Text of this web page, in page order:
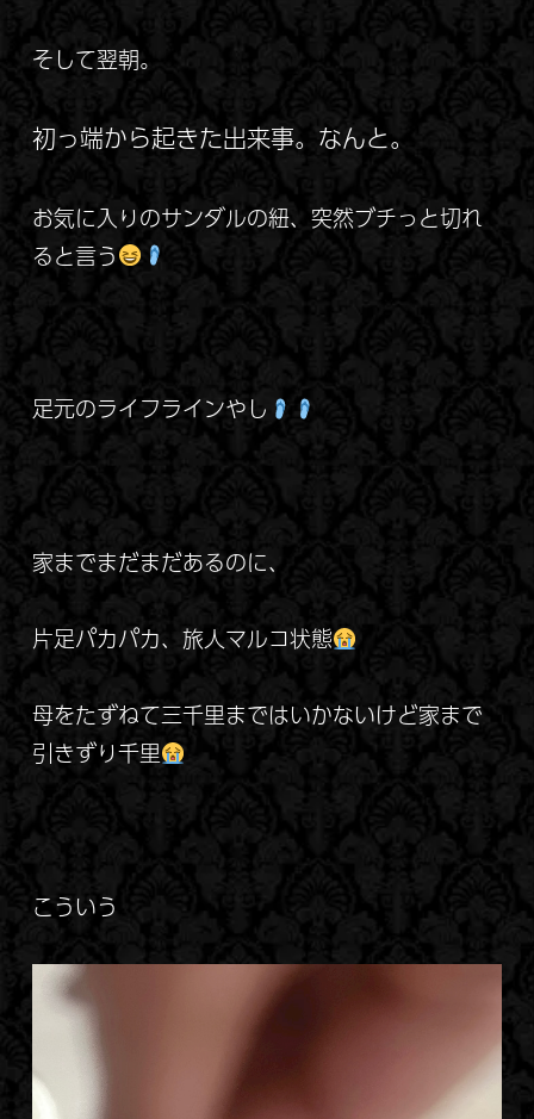
そして翌朝。
初っ端から起きた出来事。 なんと。
お気に入りのサンダルの紐、突然ブチっと切れ
ると言う
足元のライフラインやし
家までまだまだあるのに、
片足パカパカ、 旅人マルコ状態
母をたずねて三千里まではいかないけど家まで
引きずり千里
こういう